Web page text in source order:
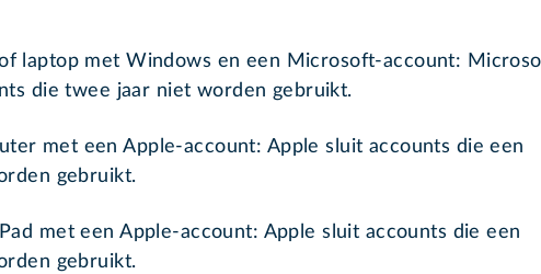
laptop met Windows en een Microsoft-account:
die twee jaar niet worden gebruikt.
met een Apple-account: Apple sluit accounts die een
gebruikt.
met een Apple-account: Apple sluit accounts die een
gebruikt.